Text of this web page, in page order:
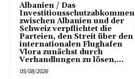
Albanien / Das
Investitionsschutzabkommen
zwischen Albanien und der
Schweiz verpflichtet die
Parteien, den Streit über den
internationalen Flughafen
Vlora zunächst durch
Verhandlungen zu lösen,...
05/08/2026